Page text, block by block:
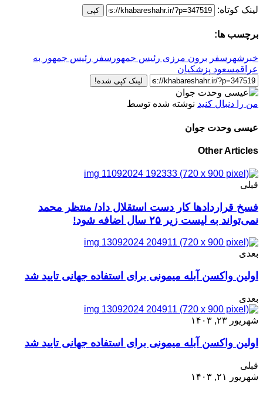
لینک کوتاه: کپی
برچسب ها:
خبرشهر سفر برون مرزی رئیس جمهور سفر رئیس جمهور به
عراقمسعود پزشکیان
لینک کپی شده!
من را دنبال کنید نوشته شده توسط
عیسی وحدت جوان
Other Articles
قبلی
فسخ قراردادها کار دست استقلال داد/ منتظر محمد
نمی‌تواند به لیست زیر ۲۵ سال اضافه شود!
بعدی
اولین واکسن آبله میمونی برای استفاده جهانی تایید شد
بعدی
شهریور ۲۳, ۱۴۰۳
اولین واکسن آبله میمونی برای استفاده جهانی تایید شد
قبلی
شهریور ۲۱, ۱۴۰۳